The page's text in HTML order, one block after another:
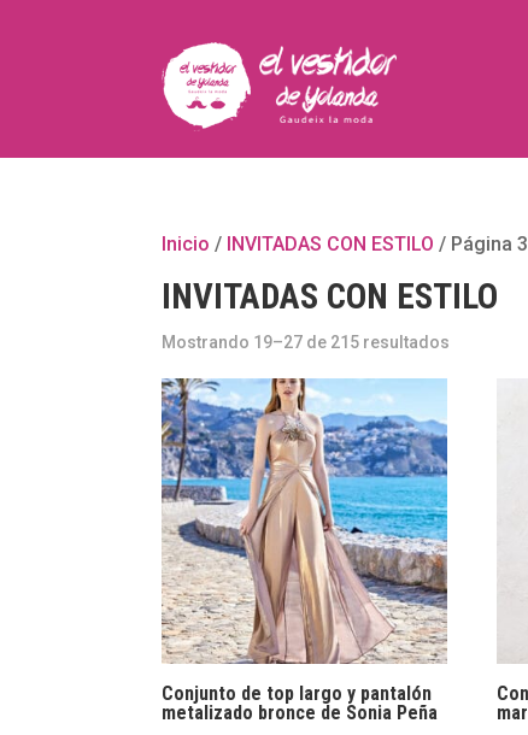
Inicio / INVITADAS CON ESTILO / Página 3
INVITADAS CON ESTILO
Mostrando 19–27 de 215 resultados
Conjunto de top largo y pantalón
metalizado bronce de Sonia Peña